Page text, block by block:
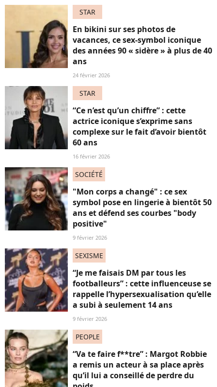
STAR
En bikini sur ses photos de
vacances, ce sex-symbol iconique
des années 90 « sidère » à plus de 40
ans
24 février 2026
STAR
“Ce n’est qu’un chiffre” : cette
actrice iconique s’exprime sans
complexe sur le fait d’avoir bientôt
60 ans
16 février 2026
SOCIÉTÉ
"Mon corps a changé" : ce sex
symbol pose en lingerie à bientôt 50
ans et défend ses courbes "body
positive"
9 février 2026
SEXISME
“Je me faisais DM par tous les
footballeurs” : cette influenceuse se
rappelle l’hypersexualisation qu’elle
a subi à seulement 14 ans
9 février 2026
PEOPLE
“Va te faire f**tre” : Margot Robbie
a remis un acteur à sa place après
qu’il lui a conseillé de perdre du